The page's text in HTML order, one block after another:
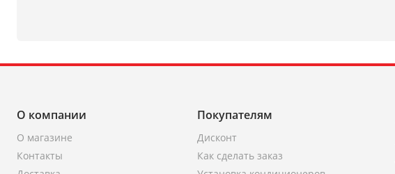
О компании
О магазине
Контакты
Покупателям
Дисконт
Как сделать заказ